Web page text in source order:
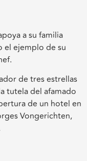
a su familia
el ejemplo de su
de tres estrellas
tutela del afamado
de un hotel en
Vongerichten,